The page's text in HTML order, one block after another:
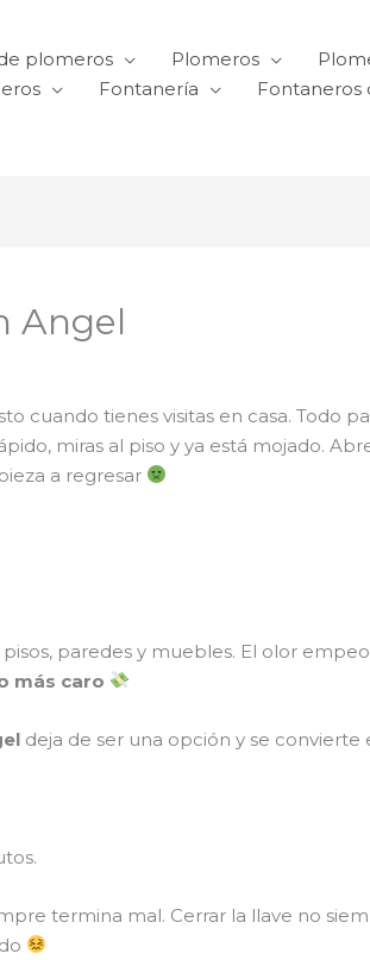
plomeros Plomeros
Fontanería Fontaneros
Angel
cuando tienes visitas en casa. Todo
miras al piso y ya está mojado.
a regresar
paredes y muebles. El olor
más caro
deja de ser una opción y se convierte
termina mal. Cerrar la llave no